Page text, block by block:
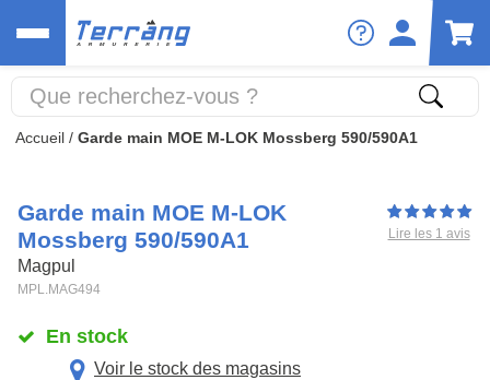
Accueil / Garde main MOE M-LOK Mossberg 590/590A1
Garde main MOE M-LOK
Mossberg 590/590A1
Magpul
MPL.MAG494
Lire les 1 avis
En stock
Voir le stock des magasins